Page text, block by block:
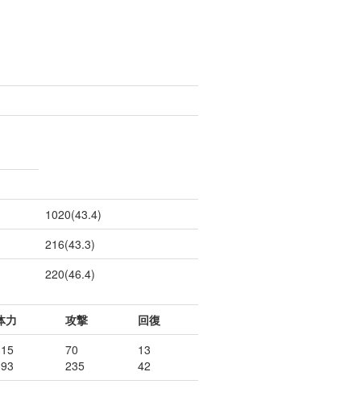
1020(43.4)
216(43.3)
220(46.4)
力 攻撃
回復
70
235
13
42